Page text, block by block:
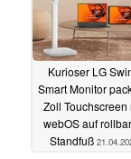
Kurioser LG
Smart Monitor
Zoll Touchscreen
webOS auf
Standfuß